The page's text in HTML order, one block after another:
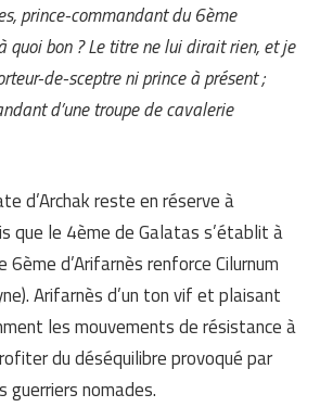
prince-commandant du 6ème
quoi bon ? Le titre ne lui dirait rien, et je
de-sceptre ni prince à présent ;
d’une troupe de cavalerie
d’Archak reste en réserve à
que le 4ème de Galatas s’établit à
6ème d’Arifarnès renforce Cilurnum
Arifarnès d’un ton vif et plaisant
les mouvements de résistance à
du déséquilibre provoqué par
guerriers nomades.